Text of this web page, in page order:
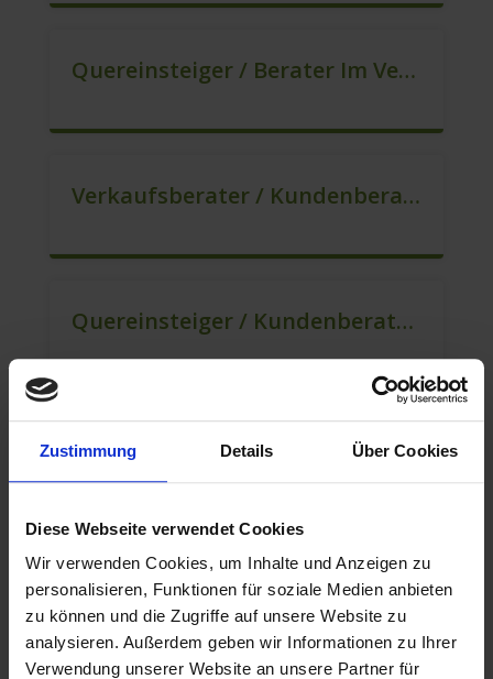
Zustimmung Details Über Cookies
Diese Webseite verwendet Cookies
Wir verwenden Cookies, um Inhalte und Anzeigen zu
personalisieren, Funktionen für soziale Medien anbieten
zu können und die Zugriffe auf unsere Website zu
analysieren. Außerdem geben wir Informationen zu Ihrer
Verwendung unserer Website an unsere Partner für
Quereinsteiger / Berater Im Vertrieb / Außendienst (m/w/d)
Verkaufsberater / Kundenberater (B2C) (m/w/d)
Quereinsteiger / Kundenberatung (B2C) (m/w/d)
Mitarbeiter Für Den Verkauf / Vertrieb (m/w/d)
Berater Für Den Kundenservice (m/w/d)